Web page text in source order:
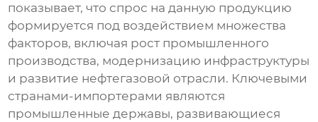
показывает, что спрос на данную продукцию
формируется под воздействием множества
факторов, включая рост промышленного
производства, модернизацию инфраструктуры
и развитие нефтегазовой отрасли. Ключевыми
странами-импортерами являются
промышленные державы, развивающиеся